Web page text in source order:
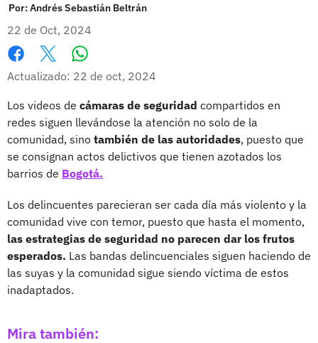
Por:Andrés Sebastián Beltrán
22 de Oct, 2024
Facebook
X
Actualizado: 22 de oct, 2024
Los videos de cámaras de seguridad compartidos en
redes siguen llevándose la atención no solo de la
comunidad, sino también de las autoridades, puesto que
se consignan actos delictivos que tienen azotados los
barrios de Bogotá.
Los delincuentes parecieran ser cada día más violento y la
comunidad vive con temor, puesto que hasta el momento,
las estrategias de seguridad no parecen dar los frutos
esperados. Las bandas delincuenciales siguen haciendo de
las suyas y la comunidad sigue siendo víctima de estos
inadaptados.
Mira también: